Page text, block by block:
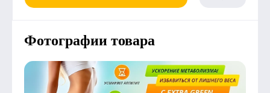
Фотографии товара